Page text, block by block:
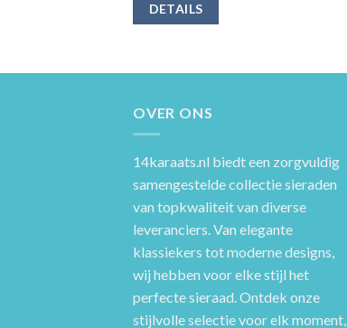
DETAILS
OVER ONS
14karaats.nl biedt een zorgvuldig
samengestelde collectie sieraden
van topkwaliteit van diverse
leveranciers. Van elegante
klassiekers tot moderne designs,
wij hebben voor elke stijl het
perfecte sieraad. Ontdek onze
stijlvolle selectie voor elk moment,